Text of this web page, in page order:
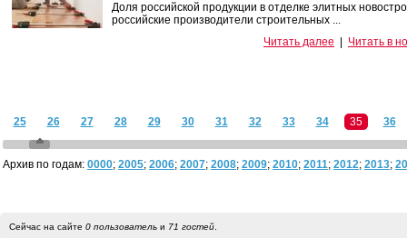
Доля российской продукции в отделке элитных
российские производители строительных ...
Читать далее
Читать в
25 26 27 28 29 30 31 32 33 34 35 36
Архив по годам: 0000; 2005; 2006; 2007; 2008; 2009; 2010; 2011; 2012; 2013;
Сейчас на сайте 0 пользовательи 71 гостей.